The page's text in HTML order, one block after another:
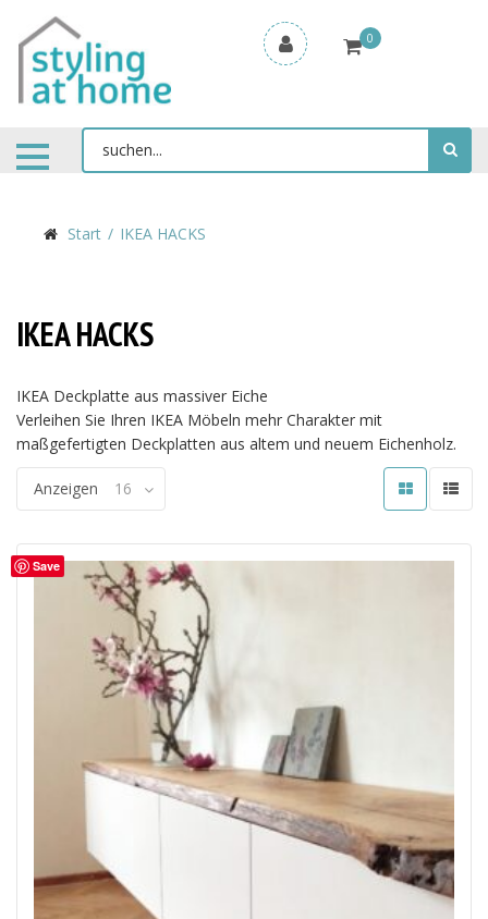
0
Start IKEA HACKS
IKEA HACKS
IKEA Deckplatte aus massiver Eiche
Verleihen Sie Ihren IKEA Möbeln mehr Charakter mit
maßgefertigten Deckplatten aus altem und neuem Eichenholz.
Anzeigen 16
Save